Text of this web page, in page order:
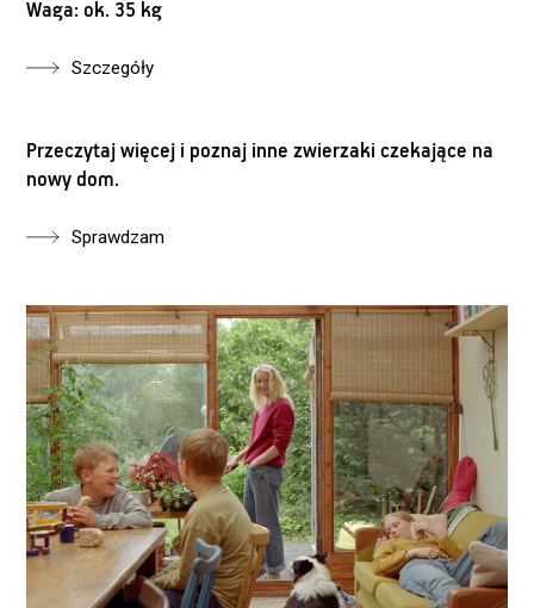
Waga: ok. 35 kg
Szczegóły
Przeczytaj więcej i poznaj inne zwierzaki czekające na
nowy dom.
Sprawdzam